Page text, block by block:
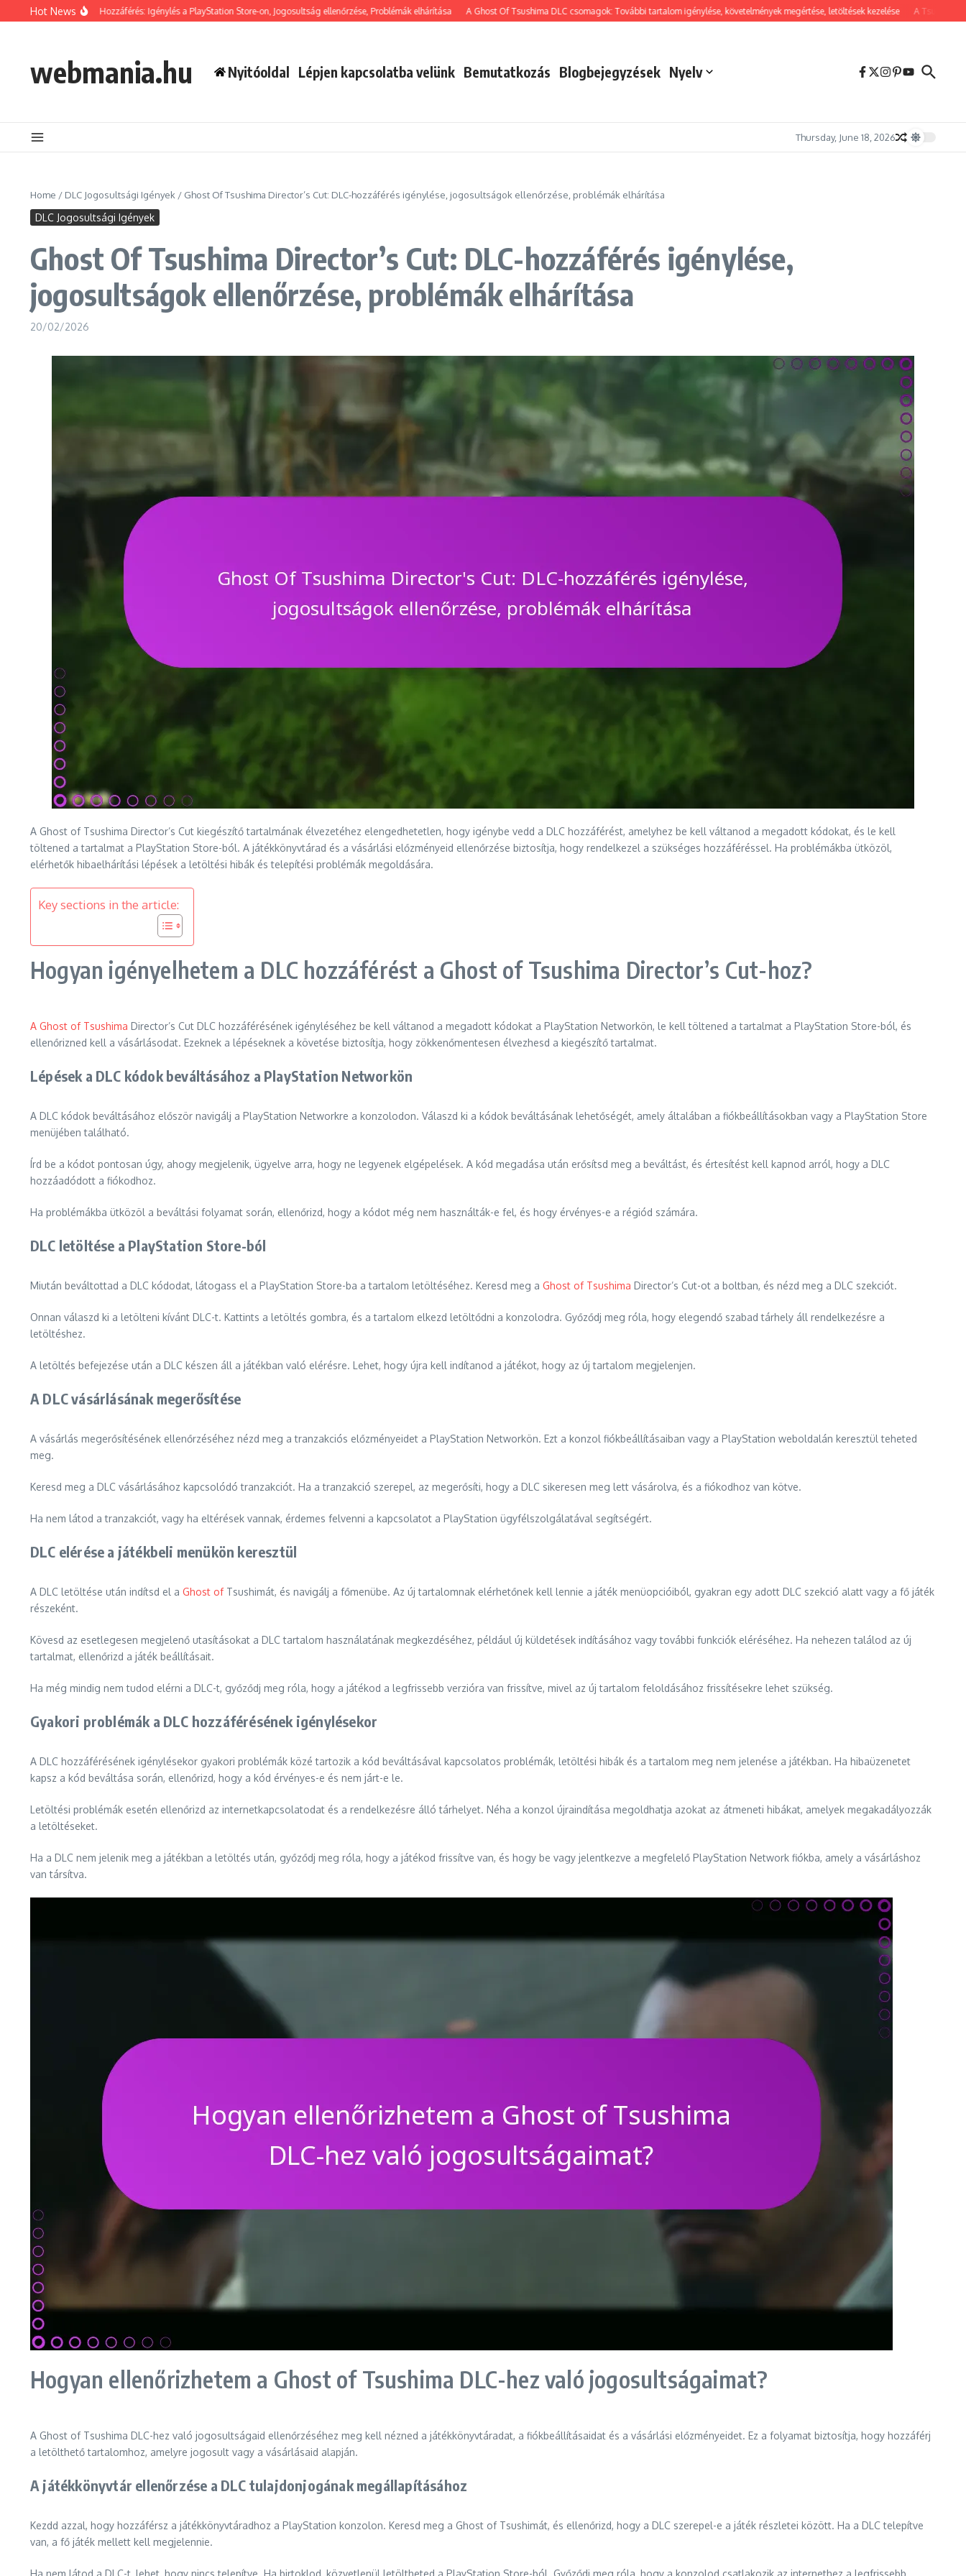
Skip to content
Hot News
Bónusz Hozzáférés: Igénylés a PlayStation Store-on, Jogosultság ellenőrzése, Problémák elhárítása A Ghost Of Tsushima DLC csomagok: További tartalom igénylése, követelmények megértése, letöltések kezelése A Tsushima
webmania.hu Nyitóoldal Lépjen kapcsolatba velünk Bemutatkozás Blogbejegyzések Nyelv
Thursday, June 18, 2026
Home / DLC Jogosultsági Igények / Ghost Of Tsushima Director’s Cut: DLC-hozzáférés igénylése, jogosultságok ellenőrzése, problémák elhárítása
DLC Jogosultsági Igények
Ghost Of Tsushima Director’s Cut: DLC-hozzáférés igénylése,
jogosultságok ellenőrzése, problémák elhárítása
20/02/2026
A Ghost of Tsushima Director’s Cut kiegészítő tartalmának élvezetéhez elengedhetetlen, hogy igénybe vedd a DLC hozzáférést, amelyhez be kell váltanod a megadott kódokat, és le kell
töltened a tartalmat a PlayStation Store-ból. A játékkönyvtárad és a vásárlási előzményeid ellenőrzése biztosítja, hogy rendelkezel a szükséges hozzáféréssel. Ha problémákba ütközöl,
elérhetők hibaelhárítási lépések a letöltési hibák és telepítési problémák megoldására.
Key sections in the article:
Hogyan igényelhetem a DLC hozzáférést a Ghost of Tsushima Director’s Cut-hoz?
A Ghost of Tsushima Director’s Cut DLC hozzáférésének igényléséhez be kell váltanod a megadott kódokat a PlayStation Networkön, le kell töltened a tartalmat a PlayStation Store-ból, és
ellenőrizned kell a vásárlásodat. Ezeknek a lépéseknek a követése biztosítja, hogy zökkenőmentesen élvezhesd a kiegészítő tartalmat.
Lépések a DLC kódok beváltásához a PlayStation Networkön
A DLC kódok beváltásához először navigálj a PlayStation Networkre a konzolodon. Válaszd ki a kódok beváltásának lehetőségét, amely általában a fiókbeállításokban vagy a PlayStation Store
menüjében található.
Írd be a kódot pontosan úgy, ahogy megjelenik, ügyelve arra, hogy ne legyenek elgépelések. A kód megadása után erősítsd meg a beváltást, és értesítést kell kapnod arról, hogy a DLC
hozzáadódott a fiókodhoz.
Ha problémákba ütközöl a beváltási folyamat során, ellenőrizd, hogy a kódot még nem használták-e fel, és hogy érvényes-e a régiód számára.
DLC letöltése a PlayStation Store-ból
Miután beváltottad a DLC kódodat, látogass el a PlayStation Store-ba a tartalom letöltéséhez. Keresd meg a Ghost of Tsushima Director’s Cut-ot a boltban, és nézd meg a DLC szekciót.
Onnan válaszd ki a letölteni kívánt DLC-t. Kattints a letöltés gombra, és a tartalom elkezd letöltődni a konzolodra. Győződj meg róla, hogy elegendő szabad tárhely áll rendelkezésre a
letöltéshez.
A letöltés befejezése után a DLC készen áll a játékban való elérésre. Lehet, hogy újra kell indítanod a játékot, hogy az új tartalom megjelenjen.
A DLC vásárlásának megerősítése
A vásárlás megerősítésének ellenőrzéséhez nézd meg a tranzakciós előzményeidet a PlayStation Networkön. Ezt a konzol fiókbeállításaiban vagy a PlayStation weboldalán keresztül teheted
meg.
Keresd meg a DLC vásárlásához kapcsolódó tranzakciót. Ha a tranzakció szerepel, az megerősíti, hogy a DLC sikeresen meg lett vásárolva, és a fiókodhoz van kötve.
Ha nem látod a tranzakciót, vagy ha eltérések vannak, érdemes felvenni a kapcsolatot a PlayStation ügyfélszolgálatával segítségért.
DLC elérése a játékbeli menükön keresztül
A DLC letöltése után indítsd el a Ghost ofTsushimát, és navigálj a főmenübe. Az új tartalomnak elérhetőnek kell lennie a játék menüopcióiból, gyakran egy adott DLC szekció alatt vagy a fő játék
részeként.
Kövesd az esetlegesen megjelenő utasításokat a DLC tartalom használatának megkezdéséhez, például új küldetések indításához vagy további funkciók eléréséhez. Ha nehezen találod az új
tartalmat, ellenőrizd a játék beállításait.
Ha még mindig nem tudod elérni a DLC-t, győződj meg róla, hogy a játékod a legfrissebb verzióra van frissítve, mivel az új tartalom feloldásához frissítésekre lehet szükség.
Gyakori problémák a DLC hozzáférésének igénylésekor
A DLC hozzáférésének igénylésekor gyakori problémák közé tartozik a kód beváltásával kapcsolatos problémák, letöltési hibák és a tartalom meg nem jelenése a játékban. Ha hibaüzenetet
kapsz a kód beváltása során, ellenőrizd, hogy a kód érvényes-e és nem járt-e le.
Letöltési problémák esetén ellenőrizd az internetkapcsolatodat és a rendelkezésre álló tárhelyet. Néha a konzol újraindítása megoldhatja azokat az átmeneti hibákat, amelyek megakadályozzák
a letöltéseket.
Ha a DLC nem jelenik meg a játékban a letöltés után, győződj meg róla, hogy a játékod frissítve van, és hogy be vagy jelentkezve a megfelelő PlayStation Network fiókba, amely a vásárláshoz
van társítva.
Hogyan ellenőrizhetem a Ghost of Tsushima DLC-hez való jogosultságaimat?
A Ghost of Tsushima DLC-hez való jogosultságaid ellenőrzéséhez meg kell nézned a játékkönyvtáradat, a fiókbeállításaidat és a vásárlási előzményeidet. Ez a folyamat biztosítja, hogy hozzáférj
a letölthető tartalomhoz, amelyre jogosult vagy a vásárlásaid alapján.
A játékkönyvtár ellenőrzése a DLC tulajdonjogának megállapításához
Kezdd azzal, hogy hozzáférsz a játékkönyvtáradhoz a PlayStation konzolon. Keresd meg a Ghost of Tsushimát, és ellenőrizd, hogy a DLC szerepel-e a játék részletei között. Ha a DLC telepítve
van, a fő játék mellett kell megjelennie.
Ha nem látod a DLC-t, lehet, hogy nincs telepítve. Ha birtoklod, közvetlenül letöltheted a PlayStation Store-ból. Győződj meg róla, hogy a konzolod csatlakozik az internethez a legfrissebb